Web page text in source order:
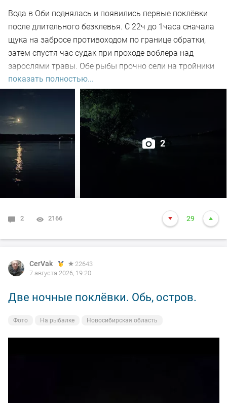
Вода в Оби поднялась и появились первые поклёвки
после длительного безклевья. С 22ч до 1часа сначала
щука на забросе противоходом по границе обратки,
затем спустя час судак при проходе воблера над
зарослями травы. Обе рыбы прочно сели на тройники
и при чистке оказались с пустыми желудками. Ждем
дальнейших поклёвок.
показать полностью...
2
2 2166 29
CerVak
22643
7 августа 2026, 19:20
Две ночные поклёвки. Обь, остров.
Фото На рыбалке Новосибирская область